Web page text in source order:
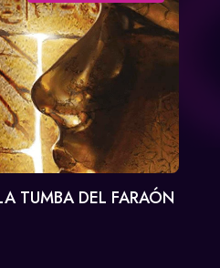
TUMBA DEL FARAÓN